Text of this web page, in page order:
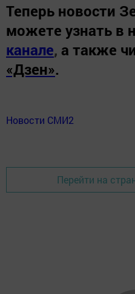
Теперь новости
можете узнать в
канале, а также
«Дзен».
Новости СМИ2
Перейти на